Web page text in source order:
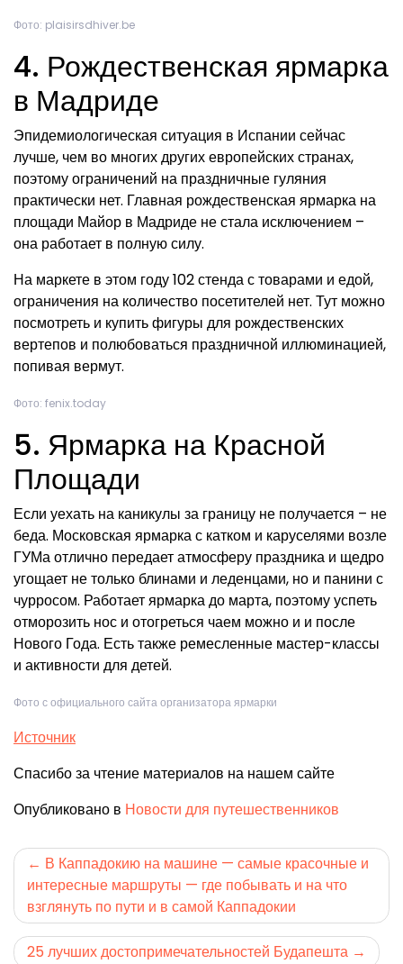
Фото: plaisirsdhiver.be
4. Рождественская ярмарка
в Мадриде
Эпидемиологическая ситуация в Испании сейчас
лучше, чем во многих других европейских странах,
поэтому ограничений на праздничные гуляния
практически нет. Главная рождественская ярмарка на
площади Майор в Мадриде не стала исключением –
она работает в полную силу.
На маркете в этом году 102 стенда с товарами и едой,
ограничения на количество посетителей нет. Тут можно
посмотреть и купить фигуры для рождественских
вертепов и полюбоваться праздничной иллюминацией,
попивая вермут.
Фото: fenix.today
5. Ярмарка на Красной
Площади
Если уехать на каникулы за границу не получается – не
беда. Московская ярмарка с катком и каруселями возле
ГУМа отлично передает атмосферу праздника и щедро
угощает не только блинами и леденцами, но и панини с
чурросом. Работает ярмарка до марта, поэтому успеть
отморозить нос и отогреться чаем можно и и после
Нового Года. Есть также ремесленные мастер-классы
и активности для детей.
Фото с официального сайта организатора ярмарки
Источник
Спасибо за чтение материалов на нашем сайте
Опубликовано в Новости для путешественников
Навигация
по
записям
В Каппадокию на машине — самые красочные и
интересные маршруты — где побывать и на что
взглянуть по пути и в самой Каппадокии
25 лучших достопримечательностей Будапешта